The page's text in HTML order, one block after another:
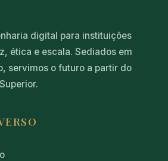
digital para instituições
ética e escala. Sediados em
servimos o futuro a partir do